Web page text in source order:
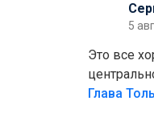
5
Это все